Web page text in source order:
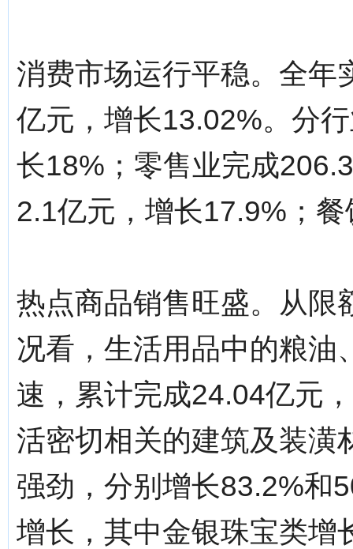
消费市场运行平稳。全年
亿元，增长13.02%。分
长18%；零售业完成
2.1亿元，增长17.9%；
热点商品销售旺盛。从限
况看，生活用品中的粮油
速，累计完成24.04亿元
活密切相关的建筑及装潢
强劲，分别增长83.2%和
增长，其中金银珠宝类增